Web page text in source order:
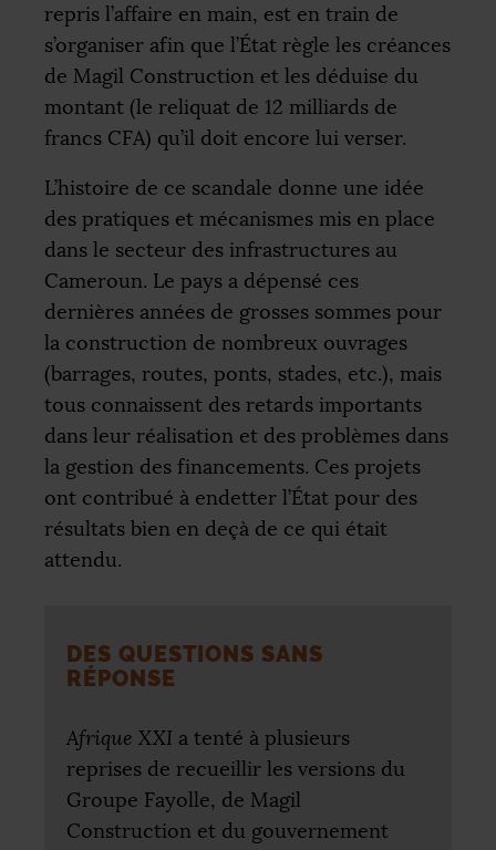
repris l’affaire en main, est en train de
s’organiser afin que l’État règle les créances
de Magil Construction et les déduise du
montant (le reliquat de 12 milliards de
francs CFA) qu’il doit encore lui verser.
L’histoire de ce scandale donne une idée
des pratiques et mécanismes mis en place
dans le secteur des infrastructures au
Cameroun. Le pays a dépensé ces
dernières années de grosses sommes pour
la construction de nombreux ouvrages
(barrages, routes, ponts, stades, etc.), mais
tous connaissent des retards importants
dans leur réalisation et des problèmes dans
la gestion des financements. Ces projets
ont contribué à endetter l’État pour des
résultats bien en deçà de ce qui était
attendu.
DES QUESTIONS SANS
RÉPONSE
Afrique XXI a tenté à plusieurs
reprises de recueillir les versions du
Groupe Fayolle, de Magil
Construction et du gouvernement